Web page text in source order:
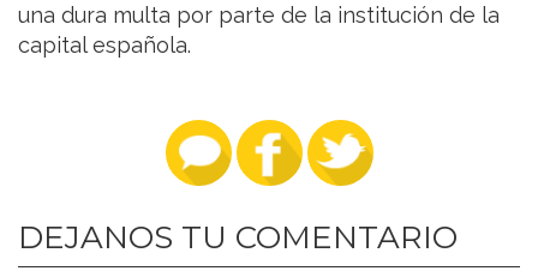
una dura multa por parte de la institución de la
capital española.
DEJANOS TU COMENTARIO